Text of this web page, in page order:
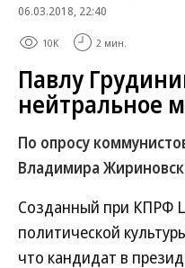
06.03.2018, 22:40
10K 2 мин.
Павлу
нейтральное
По опросу
Владимира
Созданный при КПРФ
политической
что кандидат в